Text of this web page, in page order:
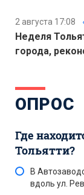
2 августа 17:08
Неделя
города,
ОПРОС
Где
Тольятти?
В
вдоль ул.